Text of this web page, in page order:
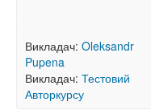
Викладач: Oleksandr
Pupena
Викладач: Тестовий
Авторкурсу